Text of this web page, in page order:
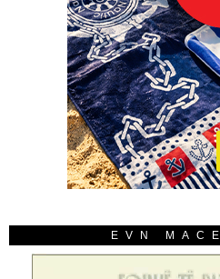
EVN